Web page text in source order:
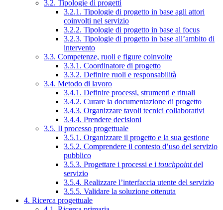
3.2. Tipologie di progetti
3.2.1. Tipologie di progetto in base agli attori
coinvolti nel servizio
3.2.2. Tipologie di progetto in base al focus
3.2.3. Tipologie di progetto in base all’ambito di
intervento
3.3. Competenze, ruoli e figure coinvolte
3.3.1. Coordinatore di progetto
3.3.2. Definire ruoli e responsabilità
3.4. Metodo di lavoro
3.4.1. Definire processi, strumenti e rituali
3.4.2. Curare la documentazione di progetto
3.4.3. Organizzare tavoli tecnici collaborativi
3.4.4. Prendere decisioni
3.5. Il processo progettuale
3.5.1. Organizzare il progetto e la sua gestione
3.5.2. Comprendere il contesto d’uso del servizio
pubblico
3.5.3. Progettare i processi e i touchpointdel
servizio
3.5.4. Realizzare l’interfaccia utente del servizio
3.5.5. Validare la soluzione ottenuta
4. Ricerca progettuale